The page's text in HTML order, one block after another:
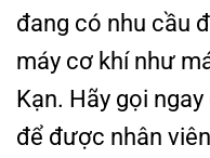
đang có nhu cầu
máy cơ khí như
Kạn. Hãy gọi
để được nhân